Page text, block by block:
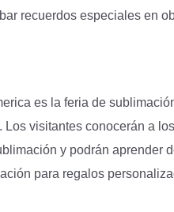
recuerdos especiales en
es la feria de
Los visitantes conocerán a
y podrán aprender
para regalos